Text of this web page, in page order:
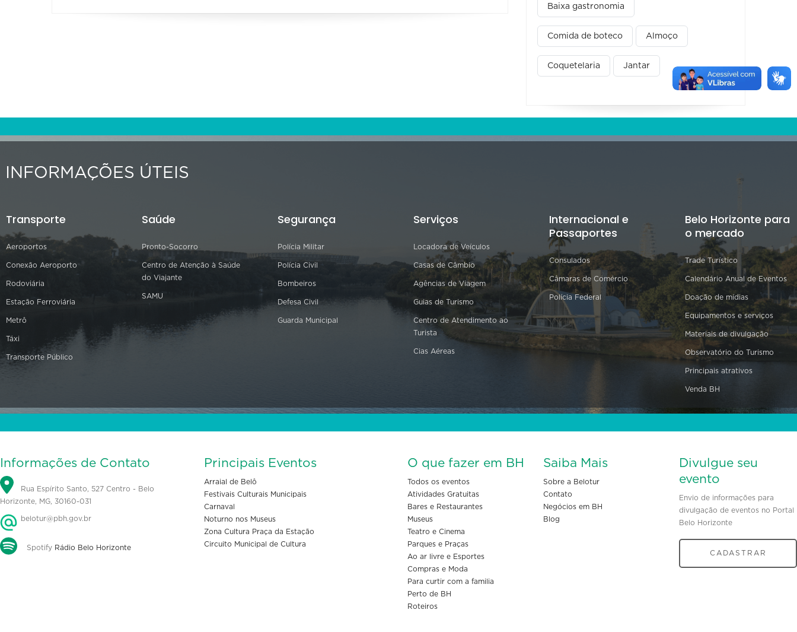
Baixa gastronomia
Comida de boteco Almoço
Coquetelaria Jantar
INFORMAÇÕES ÚTEIS
Transporte
Aeroportos
Conexão Aeroporto
Rodoviária
Estação Ferroviária
Metrô
Táxi
Transporte Público
Saúde
Pronto-Socorro
Centro de Atenção à Saúde
do Viajante
SAMU
Segurança
Polícia Militar
Polícia Civil
Bombeiros
Defesa Civil
Guarda Municipal
Serviços
Locadora de Veículos
Casas de Câmbio
Agências de Viagem
Guias de Turismo
Centro de Atendimento ao
Turista
Cias Aéreas
Internacional e
Passaportes
Consulados
Câmaras de Comércio
Polícia Federal
Belo Horizonte para
o mercado
Trade Turístico
Calendário Anual de Eventos
Doação de mídias
Equipamentos e serviços
Materiais de divulgação
Observatório do Turismo
Principais atrativos
Venda BH
Informações de Contato
Rua Espírito Santo, 527 Centro - Belo
Horizonte, MG, 30160-031
belotur@pbh.gov.br
Spotify Rádio Belo Horizonte
Principais Eventos
Arraial de Belô
Festivais Culturais Municipais
Carnaval
Noturno nos Museus
Zona Cultura Praça da Estação
Circuito Municipal de Cultura
O que fazer em BH
Todos os eventos
Atividades Gratuitas
Bares e Restaurantes
Museus
Teatro e Cinema
Parques e Praças
Ao ar livre e Esportes
Compras e Moda
Para curtir com a familia
Perto de BH
Roteiros
Saiba Mais
Sobre a Belotur
Contato
Negócios em BH
Blog
Divulgue seu
evento
Envio de informações para
divulgação de eventos no Portal
Belo Horizonte
CADASTRAR